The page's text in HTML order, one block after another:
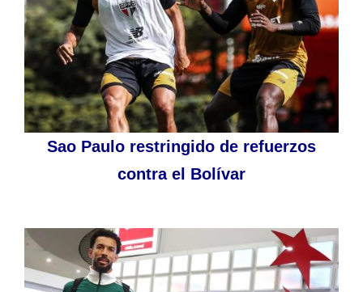
Sao Paulo restringido de refuerzos
contra el Bolívar